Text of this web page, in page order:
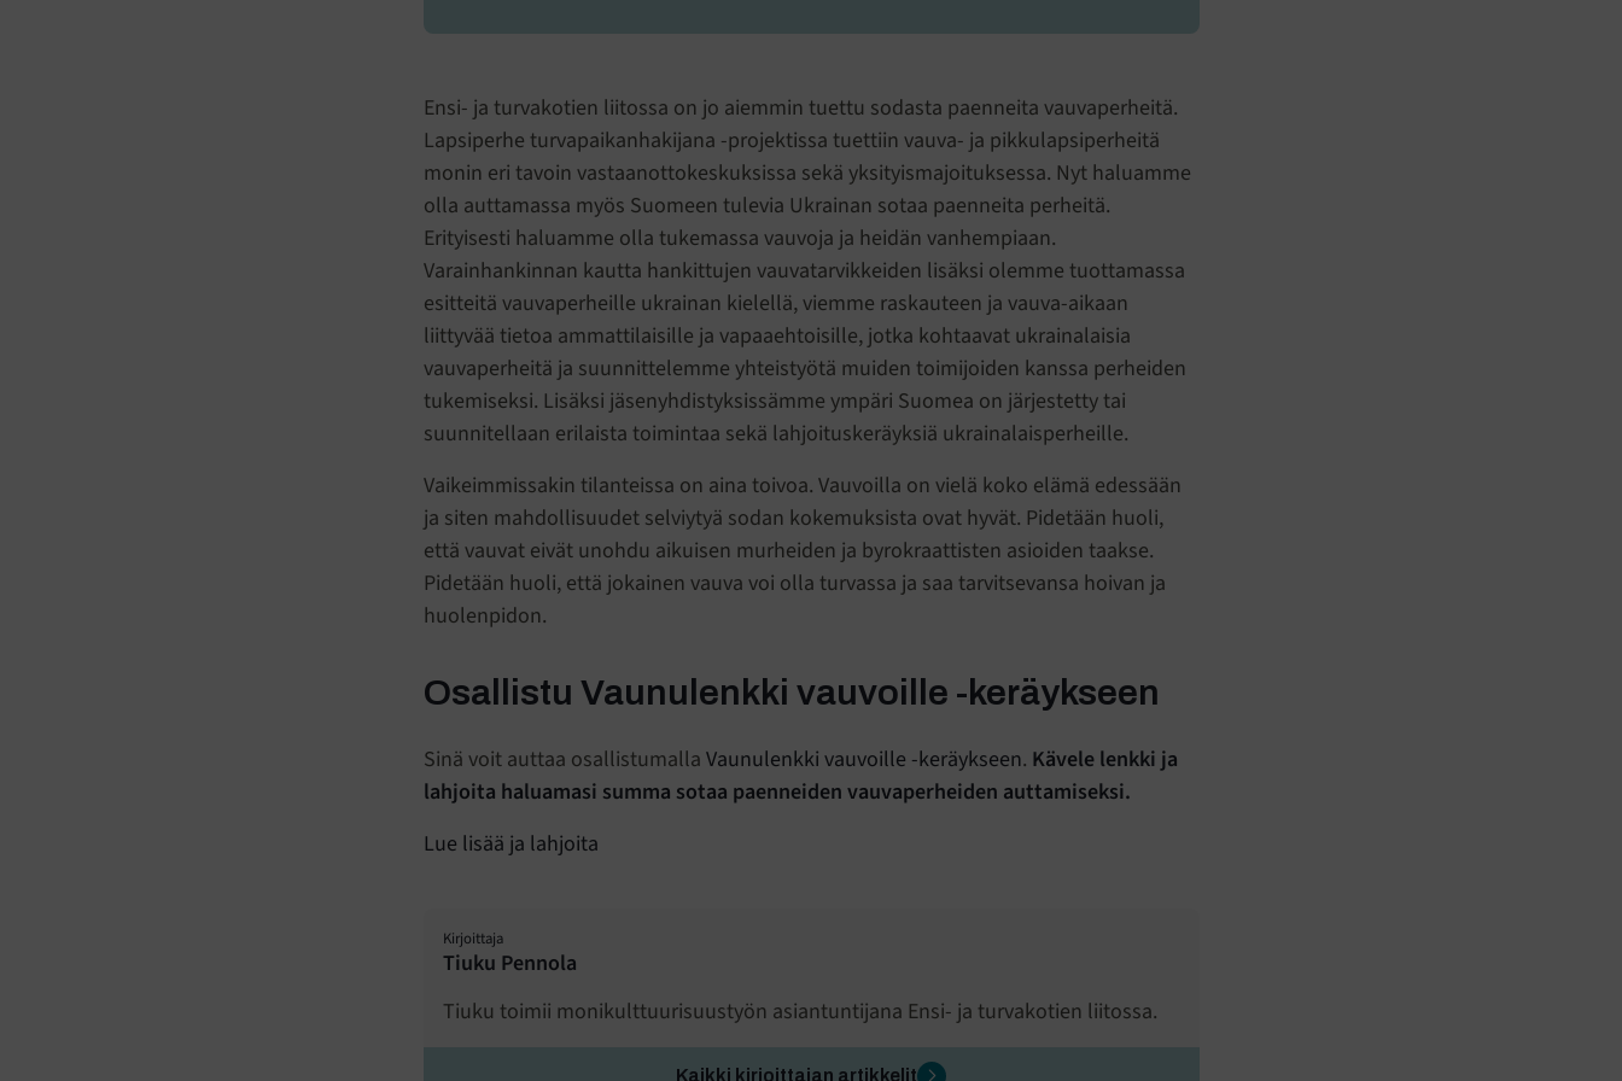
Ensi- ja turvakotien liitossa on jo aiemmin tuettu sodasta paenneita vauvaperheitä.
Lapsiperhe turvapaikanhakijana -projektissa tuettiin vauva- ja pikkulapsiperheitä
monin eri tavoin vastaanottokeskuksissa sekä yksityismajoituksessa. Nyt haluamme
olla auttamassa myös Suomeen tulevia Ukrainan sotaa paenneita perheitä.
Erityisesti haluamme olla tukemassa vauvoja ja heidän vanhempiaan.
Varainhankinnan kautta hankittujen vauvatarvikkeiden lisäksi olemme tuottamassa
esitteitä vauvaperheille ukrainan kielellä, viemme raskauteen ja vauva-aikaan
liittyvää tietoa ammattilaisille ja vapaaehtoisille, jotka kohtaavat ukrainalaisia
vauvaperheitä ja suunnittelemme yhteistyötä muiden toimijoiden kanssa perheiden
tukemiseksi. Lisäksi jäsenyhdistyksissämme ympäri Suomea on järjestetty tai
suunnitellaan erilaista toimintaa sekä lahjoituskeräyksiä ukrainalaisperheille.
Vaikeimmissakin tilanteissa on aina toivoa. Vauvoilla on vielä koko elämä edessään
ja siten mahdollisuudet selviytyä sodan kokemuksista ovat hyvät. Pidetään huoli,
että vauvat eivät unohdu aikuisen murheiden ja byrokraattisten asioiden taakse.
Pidetään huoli, että jokainen vauva voi olla turvassa ja saa tarvitsevansa hoivan ja
huolenpidon.
Osallistu Vaunulenkki vauvoille -keräykseen
Sinä voit auttaa osallistumalla Vaunulenkki vauvoille -keräykseen. Kävele lenkki ja
lahjoita haluamasi summa sotaa paenneiden vauvaperheiden auttamiseksi.
Lue lisää ja lahjoita
Kirjoittaja
Tiuku Pennola
Tiuku toimii monikulttuurisuustyön asiantuntijana Ensi- ja turvakotien liitossa.
Kaikki kirjoittajan artikkelit